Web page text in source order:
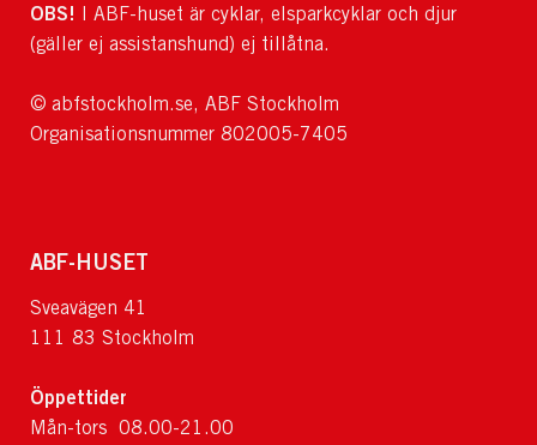
OBS!
I ABF-huset är cyklar, elsparkcyklar och djur
(gäller ej assistanshund) ej tillåtna.
© abfstockholm.se, ABF Stockholm
Organisationsnummer 802005-7405
ABF-HUSET
Sveavägen 41
111 83 Stockholm
Öppettider
Mån-tors 08.00-21.00